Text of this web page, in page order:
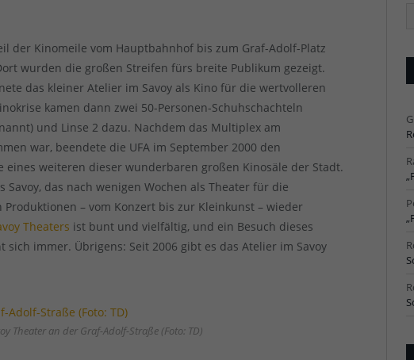
der Kinomeile vom Hauptbahnhof bis zum Graf-Adolf-Platz
wurden die großen Streifen fürs breite Publikum gezeigt.
das kleiner Atelier im Savoy als Kino für die wertvolleren
kamen dann zwei 50-Personen-Schuhschachteln
und Linse 2 dazu. Nachdem das Multiplex am
war, beendete die UFA im September 2000 den
eines weiteren dieser wunderbaren großen Kinosäle der Stadt.
Savoy, das nach wenigen Wochen als Theater für die
– vom Konzert bis zur Kleinkunst – wieder
Theaters ist bunt und vielfältig, und ein Besuch dieses
immer. Übrigens: Seit 2006 gibt es das Atelier im Savoy
Theater an der Graf-Adolf-Straße (Foto: TD)